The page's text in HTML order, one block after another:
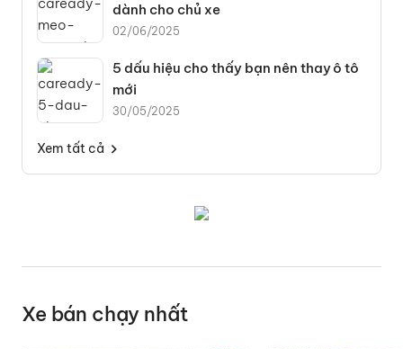
dành cho chủ xe
02/06/2025
5 dấu hiệu cho thấy bạn nên thay ô tô
mới
30/05/2025
Xem tất cả
Xe bán chạy nhất